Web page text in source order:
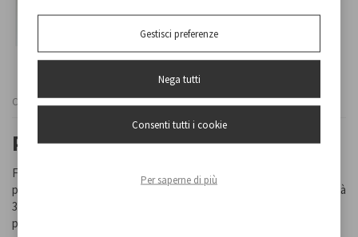
Cod 40.450GO
PLAQUE À CHEVEUX
Fer à lisser avec revêtement en céramique équipé d'une molette
pour régler la température de 130°C à 230°C Avec cordon pivotant à
360°, crochet pratique pour accrocher et crochet pour bloquer les
plaques pour une portabilité aisée.
Gestisci preferenze
Nega tutti
Consenti tutti i cookie
Per saperne di più